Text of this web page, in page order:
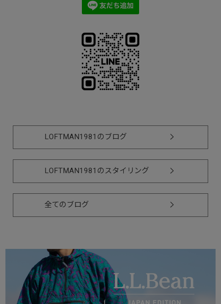
LOFTMAN1981のブログ
LOFTMAN1981のスタイリング
全てのブログ